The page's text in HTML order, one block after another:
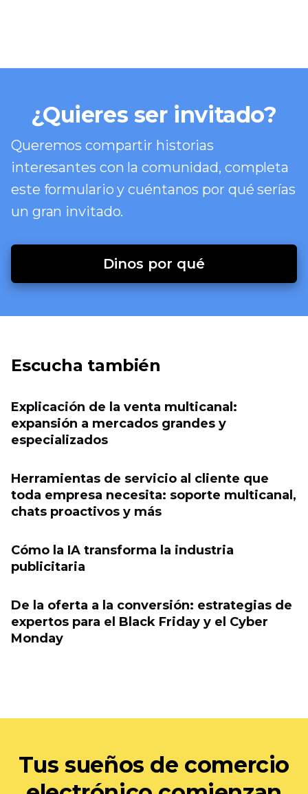
¿Quieres ser invitado?
Queremos compartir historias
interesantes con la comunidad, completa
este formulario y cuéntanos por qué serías
un gran invitado.
Dinos por qué
Escucha también
Explicación de la venta multicanal:
expansión a mercados grandes y
especializados
Herramientas de servicio al cliente que
toda empresa necesita: soporte multicanal,
chats proactivos y más
Cómo la IA transforma la industria
publicitaria
De la oferta a la conversión: estrategias de
expertos para el Black Friday y el Cyber ​​
Monday
Tus sueños de comercio